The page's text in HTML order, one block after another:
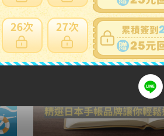
用品/鍋具 服飾 運動用品